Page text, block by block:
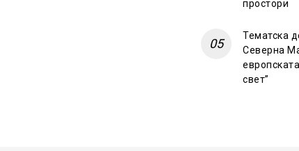
простори
Тематска
Северна
свет”